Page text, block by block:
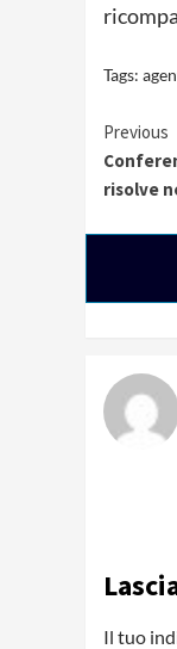
Tags:
Previous
risolve
Il tuo